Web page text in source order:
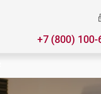
+7 (800) 100-